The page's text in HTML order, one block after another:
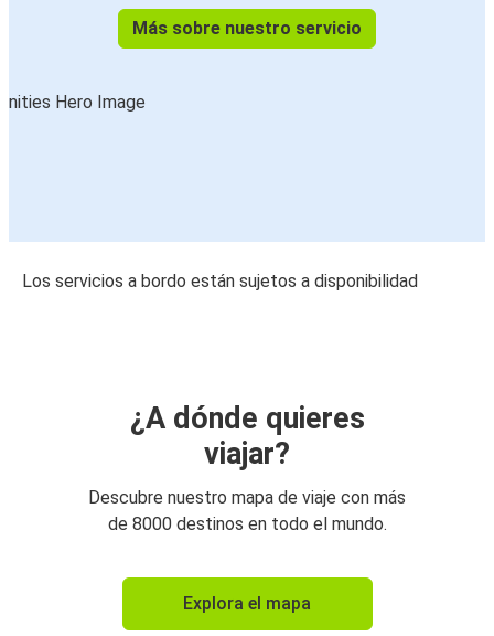
Más sobre nuestro servicio
Los servicios a bordo están sujetos a disponibilidad
¿A dónde quieres
viajar?
Descubre nuestro mapa de viaje con más
de 8000 destinos en todo el mundo.
Explora el mapa